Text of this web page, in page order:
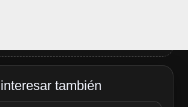
también